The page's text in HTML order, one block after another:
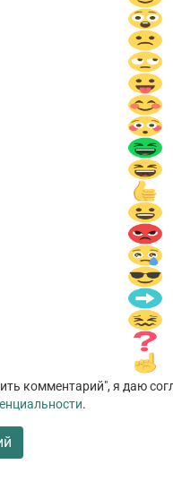
комментарий", я даю
.